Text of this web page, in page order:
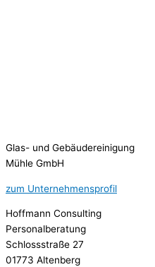
Glas- und Gebäudereinigung
Mühle GmbH
zum Unternehmensprofil
Hoffmann Consulting
Personalberatung
Schlossstraße 27
01773 Altenberg